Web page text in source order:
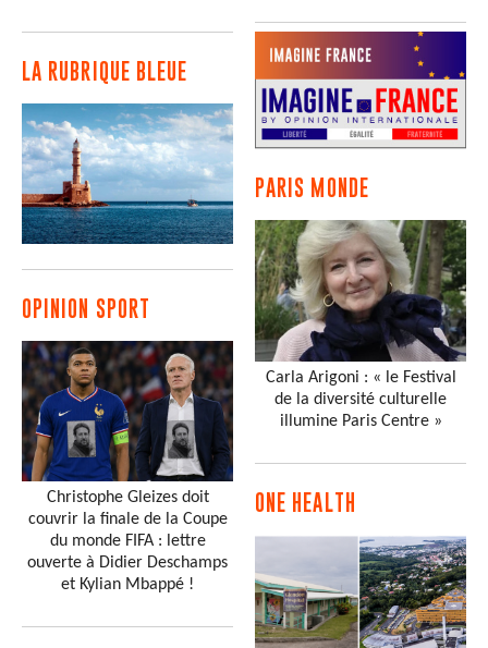
LA RUBRIQUE BLEUE
OPINION SPORT
Christophe Gleizes doit
couvrir la finale de la Coupe
du monde FIFA : lettre
ouverte à Didier Deschamps
et Kylian Mbappé !
PARIS MONDE
Carla Arigoni : « le Festival
de la diversité culturelle
illumine Paris Centre »
ONE HEALTH